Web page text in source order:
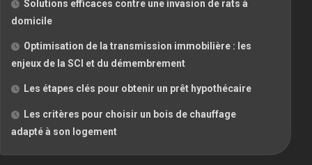
Solutions efficaces contre une invasion de rats à
domicile
Optimisation de la transmission immobilière : les
enjeux de la SCI et du démembrement
Les étapes clés pour obtenir un prêt hypothécaire
Les critères pour choisir un bois de chauffage
adapté à son logement